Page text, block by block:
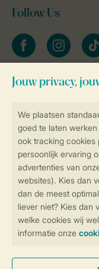
Controle
Veilig en snel
Veilige
Veilige betaling
Follow Us
facebookinstagram
Blijf op de hoogte